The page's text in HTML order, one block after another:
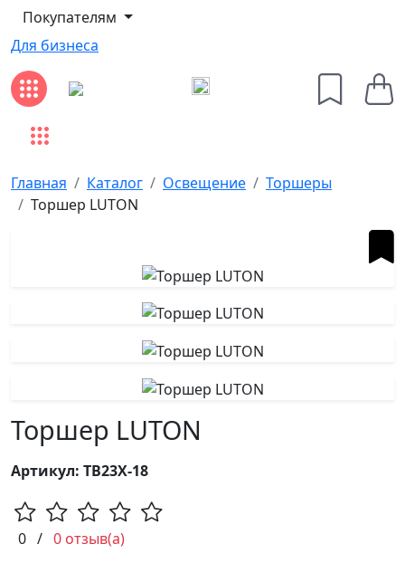
Покупателям
Для бизнеса
Главная Каталог Освещение
Торшеры
Торшер LUTON
Торшер LUTON
Артикул: ТВ23Х-18
0 / 0 отзыв(а)